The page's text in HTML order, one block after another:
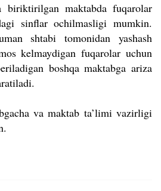
biriktirilgan maktabda fuqarolar
sinflar ochilmasligi mumkin.
shtabi tomonidan yashash
kelmaydigan fuqarolar uchun
boshqa maktabga ariza
va maktab ta’limi vazirligi